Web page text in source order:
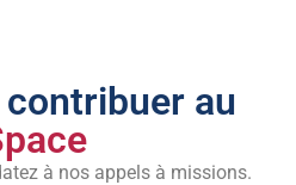
au
à nos appels à missions.